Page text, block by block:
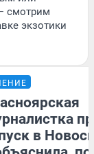
смотрим
экзотики
в